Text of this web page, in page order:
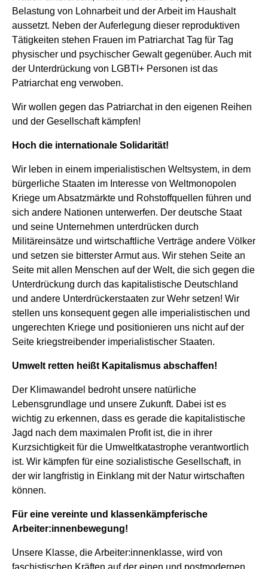
Belastung von Lohnarbeit und der Arbeit im Haushalt
aussetzt. Neben der Auferlegung dieser reproduktiven
Tätigkeiten stehen Frauen im Patriarchat Tag für Tag
physischer und psychischer Gewalt gegenüber. Auch mit
der Unterdrückung von LGBTI+ Personen ist das
Patriarchat eng verwoben.
Wir wollen gegen das Patriarchat in den eigenen Reihen
und der Gesellschaft kämpfen!
Hoch die internationale Solidarität!
Wir leben in einem imperialistischen Weltsystem, in dem
bürgerliche Staaten im Interesse von Weltmonopolen
Kriege um Absatzmärkte und Rohstoffquellen führen und
sich andere Nationen unterwerfen. Der deutsche Staat
und seine Unternehmen unterdrücken durch
Militäreinsätze und wirtschaftliche Verträge andere Völker
und setzen sie bitterster Armut aus. Wir stehen Seite an
Seite mit allen Menschen auf der Welt, die sich gegen die
Unterdrückung durch das kapitalistische Deutschland
und andere Unterdrückerstaaten zur Wehr setzen! Wir
stellen uns konsequent gegen alle imperialistischen und
ungerechten Kriege und positionieren uns nicht auf der
Seite kriegstreibender imperialistischer Staaten.
Umwelt retten heißt Kapitalismus abschaffen!
Der Klimawandel bedroht unsere natürliche
Lebensgrundlage und unsere Zukunft. Dabei ist es
wichtig zu erkennen, dass es gerade die kapitalistische
Jagd nach dem maximalen Profit ist, die in ihrer
Kurzsichtigkeit für die Umweltkatastrophe verantwortlich
ist. Wir kämpfen für eine sozialistische Gesellschaft, in
der wir langfristig in Einklang mit der Natur wirtschaften
können.
Für eine vereinte und klassenkämpferische
Arbeiter:innenbewegung!
Unsere Klasse, die Arbeiter:innenklasse, wird von